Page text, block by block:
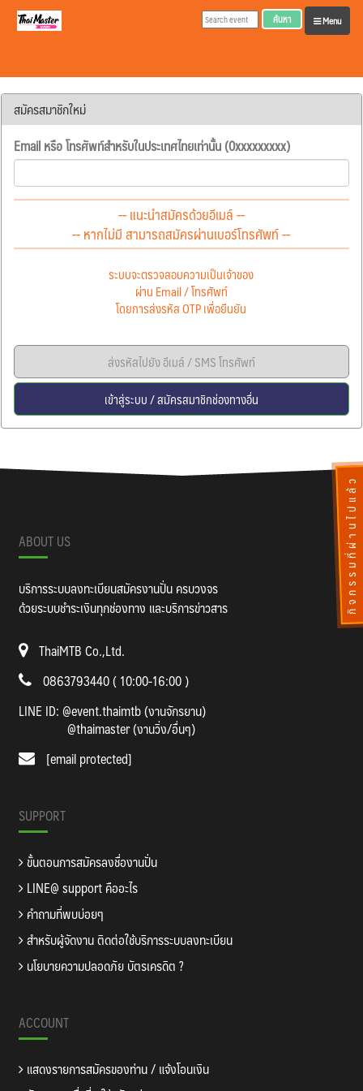
Menu
ค้นหา
สมัครสมาชิกใหม่
Email หรือ โทรศัพท์สำหรับในประเทศไทยเท่านั้น (0xxxxxxxxx)
-- แนะนำสมัครด้วยอีเมล์ --
-- หากไม่มี สามารถสมัครผ่านเบอร์โทรศัพท์ --
ระบบจะตรวจสอบความเป็นเจ้าของ
ผ่าน Email / โทรศัพท์
โดยการส่งรหัส OTP เพื่อยืนยัน
เข้าสู่ระบบ / สมัครสมาชิกช่องทางอื่น
ABOUT US
บริการระบบลงทะเบียนสมัครงานปั่น ครบวงจร
ด้วยระบบชำระเงินทุกช่องทาง และบริการข่าวสาร
ThaiMTB Co.,Ltd.
0863793440 ( 10:00-16:00 )
LINE ID:@event.thaimtb (งานจักรยาน)
@thaimaster (งานวิ่ง/อื่นๆ)
[email protected]
SUPPORT
ขั้นตอนการสมัครลงชื่องานปั่น
LINE@ support คืออะไร
คำถามที่พบบ่อยๆ
สำหรับผู้จัดงาน ติดต่อใช้บริการระบบลงทะเบียน
นโยบายความปลอดภัย บัตรเครดิต ?
ACCOUNT
แสดงรายการสมัครของท่าน / แจ้งโอนเงิน
กิจกรรมที่ผ่านไปแล้ว